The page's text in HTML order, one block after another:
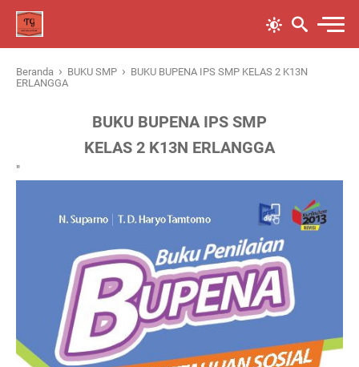
Beranda › BUKU SMP › BUKU BUPENA IPS SMP KELAS 2 K13N
ERLANGGA
BUKU BUPENA IPS SMP
KELAS 2 K13N ERLANGGA
"